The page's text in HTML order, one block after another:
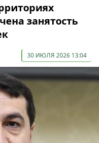
занятость
30 ИЮЛЯ 2026 13:04